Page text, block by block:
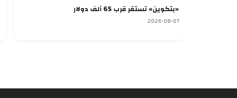
«بتكوين» تستقر قرب 65 ألف دولار
2026-08-07